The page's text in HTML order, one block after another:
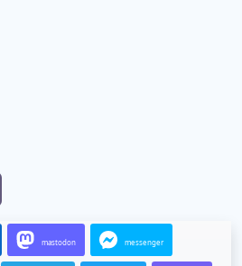
mastodon messenger